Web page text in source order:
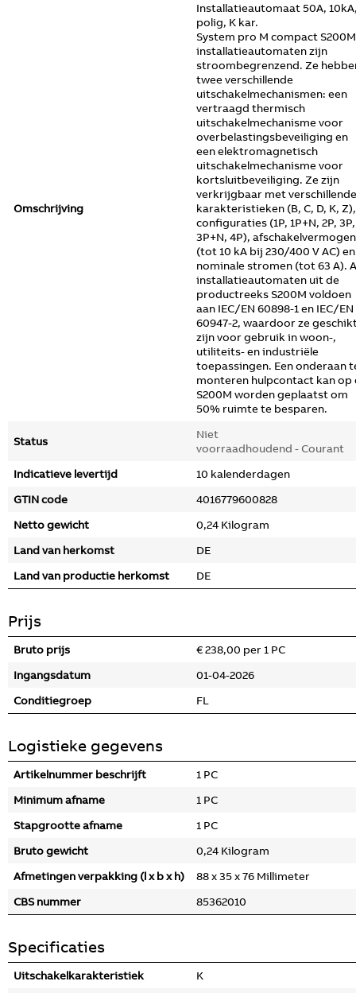
Omschrijving
Installatieautomaat 50A,
polig, K kar.
System pro M compact S200M
installatieautomaten zijn
stroombegrenzend. Ze
twee verschillende
uitschakelmechanismen: een
vertraagd thermisch
uitschakelmechanisme voor
overbelastingsbeveiliging en
een elektromagnetisch
uitschakelmechanisme voor
kortsluitbeveiliging. Ze zijn
verkrijgbaar met verschillende
karakteristieken (B, C, D, K, Z),
configuraties (1P, 1P+N, 2P, 3P,
3P+N, 4P),
(tot 10 kA bij 230/400 V AC) en
nominale stromen (tot 63 A).
installatieautomaten uit de
productreeks S200M voldoen
aan IEC/EN 60898-1 en IEC/EN
60947-2, waardoor ze
zijn voor gebruik in woon-,
utiliteits- en industriële
toepassingen. Een onderaan
monteren hulpcontact kan op
S200M worden geplaatst om
50% ruimte te besparen.
Status
Niet
voorraadhoudend - Courant
Indicatieve levertijd
10 kalenderdagen
GTIN code
4016779600828
Netto gewicht
0,24 Kilogram
Land van herkomst
DE
Land van productie herkomst
DE
Prijs
Bruto prijs
€ 238,00 per 1 PC
Ingangsdatum
01-04-2026
Conditiegroep
FL
Logistieke gegevens
Artikelnummer beschrijft
1 PC
Minimum afname
1 PC
Stapgrootte afname
1 PC
Bruto gewicht
0,24 Kilogram
Afmetingen verpakking (l x b x h)
88 x 35 x 76 Millimeter
CBS nummer
85362010
Specificaties
Uitschakelkarakteristiek
K